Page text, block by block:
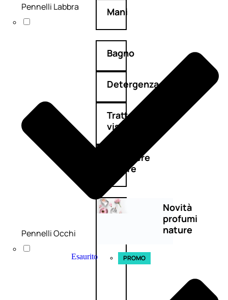
Mani
Bagno
Detergenza
Trattamenti
viso
Maschere
nature
Novità
profumi
nature
Esaurito PROMO
Pennelli Labbra
Pennelli Occhi